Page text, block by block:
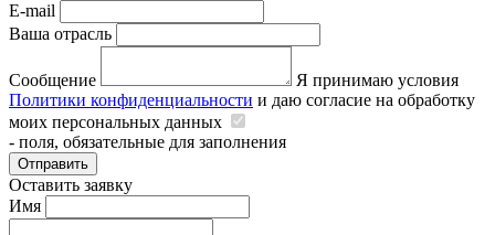
E-mail
Ваша отрасль
Сообщение
Я принимаю условия
Политики конфиденциальности и даю согласие на обработку
моих персональных данных
- поля, обязательные для заполнения
Отправить
Оставить заявку
Имя